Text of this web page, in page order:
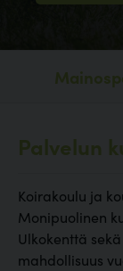
Palvelun
Koirakoulu ja
Monipuolinen
Ulkokenttä
mahdollisuus